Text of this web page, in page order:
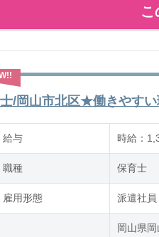
作業はこ
/岡山市北区★働きやす
給与 時給：
職種 保育士
雇用形態 派遣社員
岡山県